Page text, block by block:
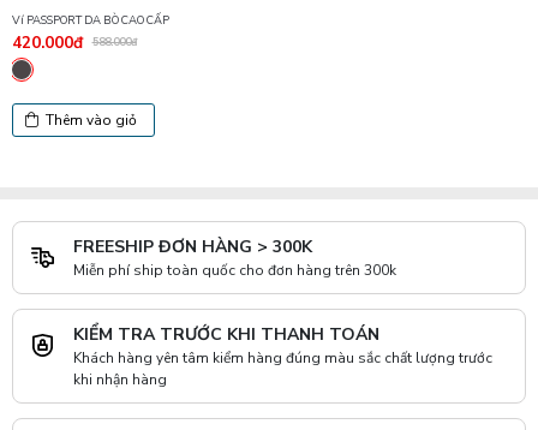
Ví PASSPORT DA BÒ CAO CẤP
420.000đ 588.000đ
Thêm vào giỏ
FREESHIP ĐƠN HÀNG > 300K
Miễn phí ship toàn quốc cho đơn hàng trên 300k
KIỂM TRA TRƯỚC KHI THANH TOÁN
Khách hàng yên tâm kiểm hàng đúng màu sắc chất lượng trước
khi nhận hàng